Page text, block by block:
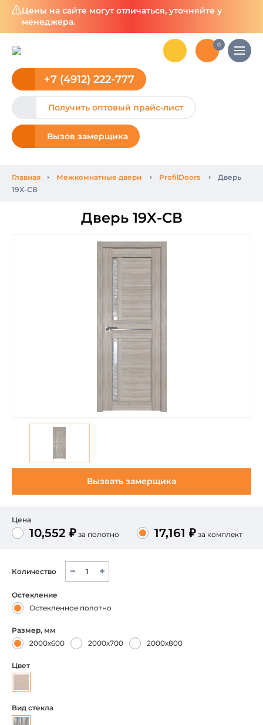
Цены на сайте могут отличаться, уточняйте у
менеджера.
0
+7 (4912) 222-777
Получить оптовый прайс-лист
Вызов замерщика
Главная Межкомнатные двери ProfilDoors
Дверь
19X-СВ
Дверь 19X-СВ
Вызвать замерщика
Цена
10,552 ₽ за полотно 17,161 ₽ за комплект
Количество
Остекление
Остекленное полотно
Размер, мм
2000х600
2000х700 2000х800
Цвет
Вид стекла